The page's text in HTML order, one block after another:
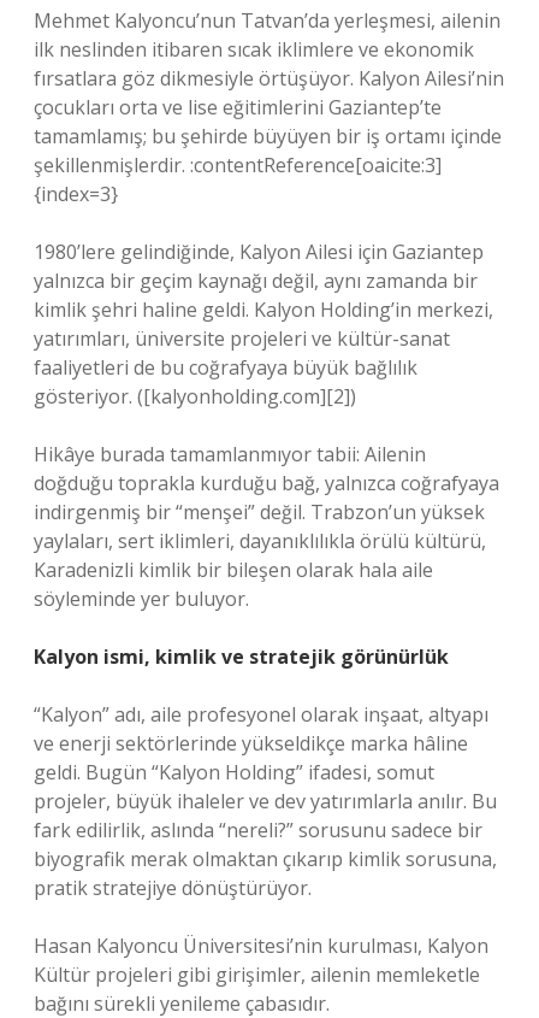
Mehmet Kalyoncu’nun Tatvan’da yerleşmesi, ailenin
ilk neslinden itibaren sıcak iklimlere ve ekonomik
fırsatlara göz dikmesiyle örtüşüyor. Kalyon Ailesi’nin
çocukları orta ve lise eğitimlerini Gaziantep’te
tamamlamış; bu şehirde büyüyen bir iş ortamı içinde
şekillenmişlerdir. :contentReference[oaicite:3]
{index=3}
1980’lere gelindiğinde, Kalyon Ailesi için Gaziantep
yalnızca bir geçim kaynağı değil, aynı zamanda bir
kimlik şehri haline geldi. Kalyon Holding’in merkezi,
yatırımları, üniversite projeleri ve kültür-sanat
faaliyetleri de bu coğrafyaya büyük bağlılık
gösteriyor. ([kalyonholding.com][2])
Hikâye burada tamamlanmıyor tabii: Ailenin
doğduğu toprakla kurduğu bağ, yalnızca coğrafyaya
indirgenmiş bir “menşei” değil. Trabzon’un yüksek
yaylaları, sert iklimleri, dayanıklılıkla örülü kültürü,
Karadenizli kimlik bir bileşen olarak hala aile
söyleminde yer buluyor.
Kalyon ismi, kimlik ve stratejik görünürlük
“Kalyon” adı, aile profesyonel olarak inşaat, altyapı
ve enerji sektörlerinde yükseldikçe marka hâline
geldi. Bugün “Kalyon Holding” ifadesi, somut
projeler, büyük ihaleler ve dev yatırımlarla anılır. Bu
fark edilirlik, aslında “nereli?” sorusunu sadece bir
biyografik merak olmaktan çıkarıp kimlik sorusuna,
pratik stratejiye dönüştürüyor.
Hasan Kalyoncu Üniversitesi’nin kurulması, Kalyon
Kültür projeleri gibi girişimler, ailenin memleketle
bağını sürekli yenileme çabasıdır.